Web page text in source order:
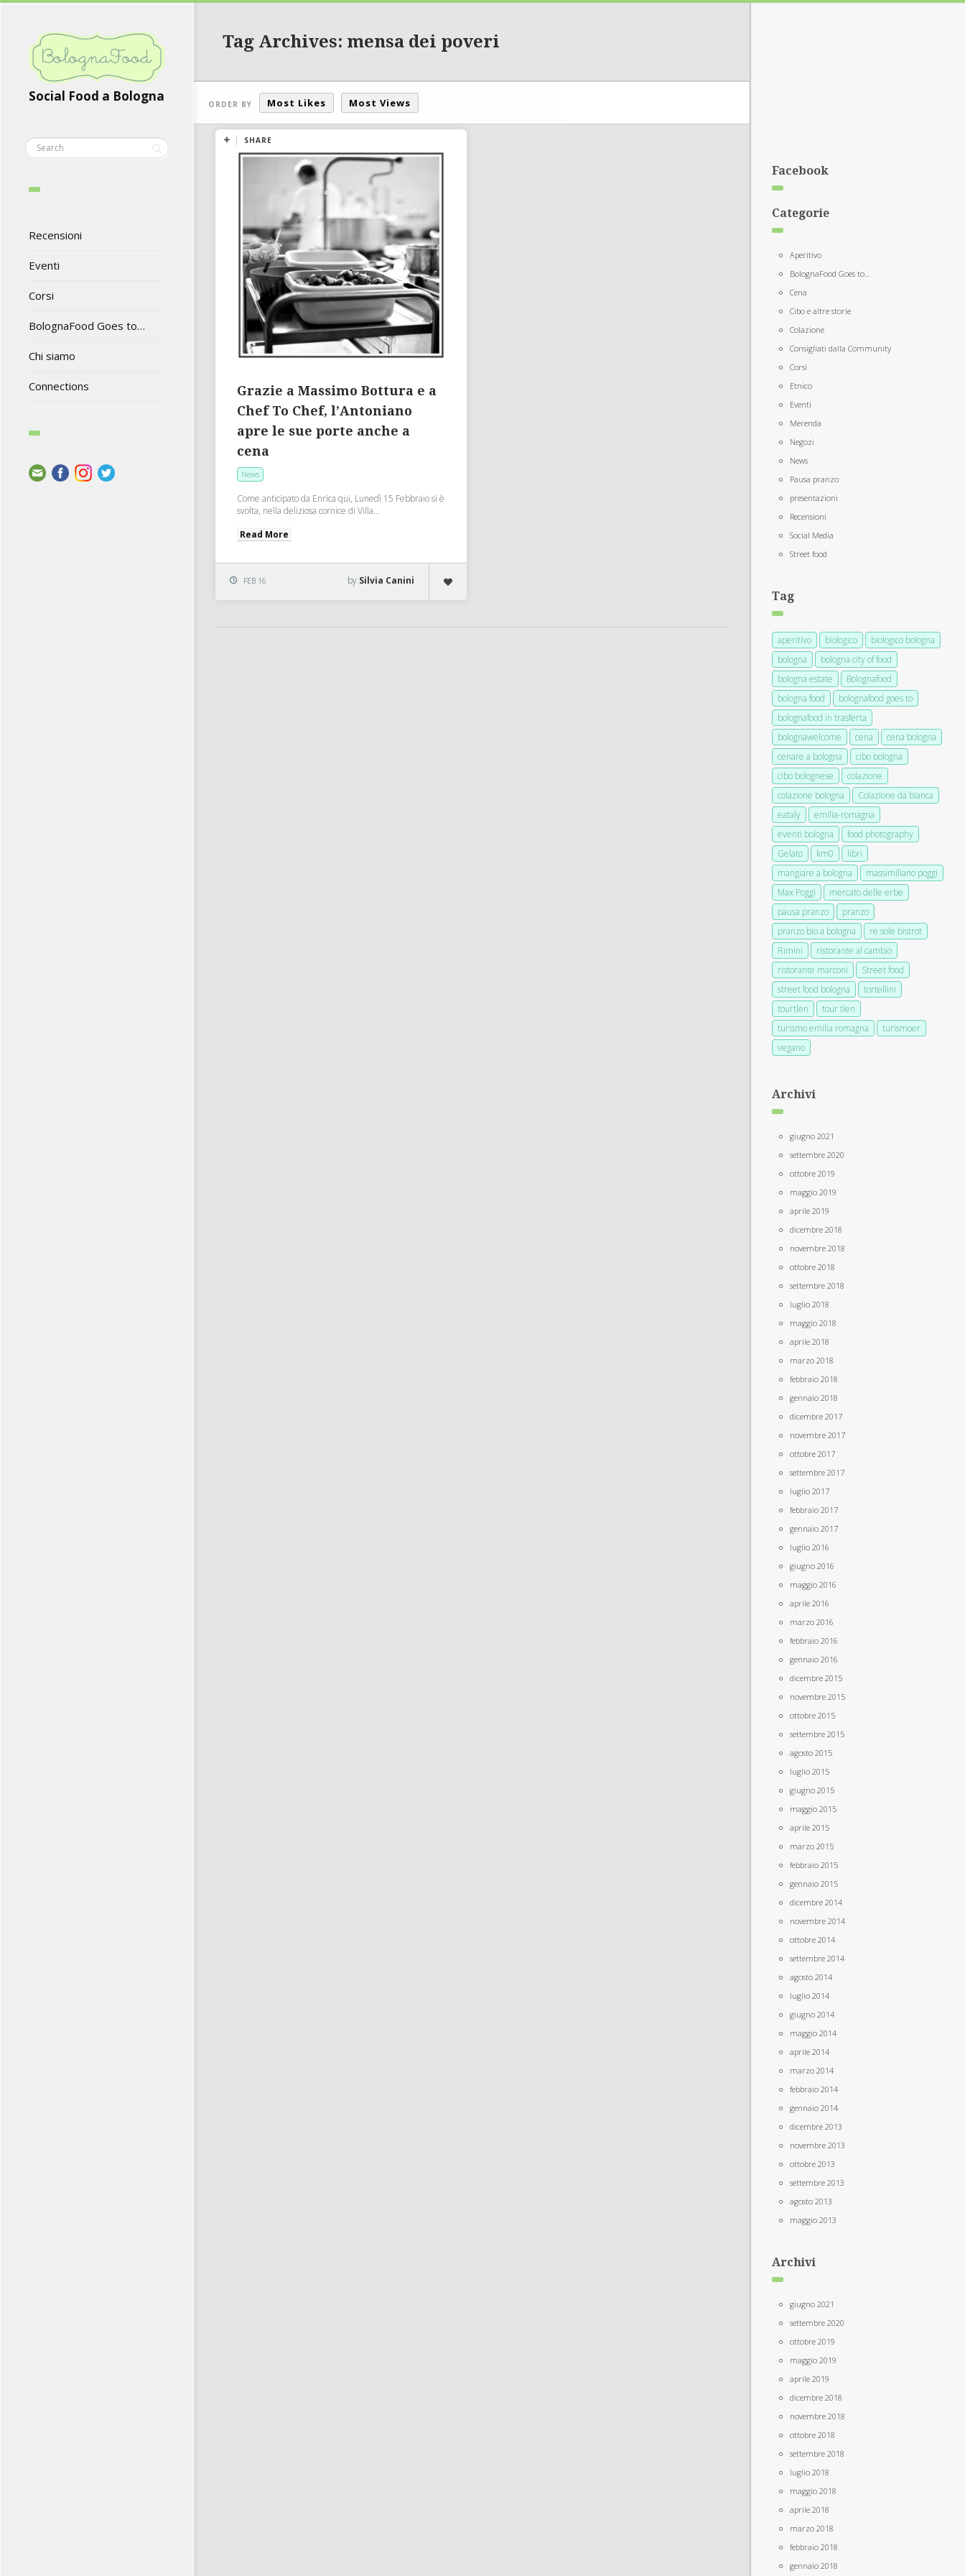
Social Food a Bologna
Recensioni
Eventi
Corsi
BolognaFood Goes to…
Chi siamo
Connections
Tag Archives: mensa dei poveri
ORDER BY Most Likes Most Views
SHARE
Grazie a Massimo Bottura e a
Chef To Chef, l’Antoniano
apre le sue porte anche a
cena
News
Come anticipato da Enrica qui, Lunedì 15 Febbraio si è
svolta, nella deliziosa cornice di Villa...
Read More
FEB 16 by Silvia Canini
Facebook
Categorie
Aperitivo
BolognaFood Goes to…
Cena
Cibo e altre storie
Colazione
Consigliati dalla Community
Corsi
Etnico
Eventi
Merenda
Negozi
News
Pausa pranzo
presentazioni
Recensioni
Social Media
Street food
Tag
aperitivo biologico
biologico bologna
bologna
bologna city of food
bologna estate
Bolognafood
bologna food
bolognafood goes to
bolognafood in trasferta
bolognawelcome
cena
cena bologna
cenare a bologna
cibo bologna
cibo bolognese
colazione
colazione bologna
Colazione da bianca
eataly
emilia-romagna
eventi bologna
food photography
Gelato
km0
libri
mangiare a bologna
massimiliano poggi
Max Poggi
mercato delle erbe
pausa pranzo
pranzo
pranzo bio a bologna
re sole bistrot
Rimini
ristorante al cambio
ristorante marconi
Street food
street food bologna
tortellini
tourtlen
tour tlen
turismo emilia romagna
turismoer
vegano
Archivi
giugno 2021
settembre 2020
ottobre 2019
maggio 2019
aprile 2019
dicembre 2018
novembre 2018
ottobre 2018
settembre 2018
luglio 2018
maggio 2018
aprile 2018
marzo 2018
febbraio 2018
gennaio 2018
dicembre 2017
novembre 2017
ottobre 2017
settembre 2017
luglio 2017
febbraio 2017
gennaio 2017
luglio 2016
giugno 2016
maggio 2016
aprile 2016
marzo 2016
febbraio 2016
gennaio 2016
dicembre 2015
novembre 2015
ottobre 2015
settembre 2015
agosto 2015
luglio 2015
giugno 2015
maggio 2015
aprile 2015
marzo 2015
febbraio 2015
gennaio 2015
dicembre 2014
novembre 2014
ottobre 2014
settembre 2014
agosto 2014
luglio 2014
giugno 2014
maggio 2014
aprile 2014
marzo 2014
febbraio 2014
gennaio 2014
dicembre 2013
novembre 2013
ottobre 2013
settembre 2013
agosto 2013
maggio 2013
Archivi
giugno 2021
settembre 2020
ottobre 2019
maggio 2019
aprile 2019
dicembre 2018
novembre 2018
ottobre 2018
settembre 2018
luglio 2018
maggio 2018
aprile 2018
marzo 2018
febbraio 2018
gennaio 2018